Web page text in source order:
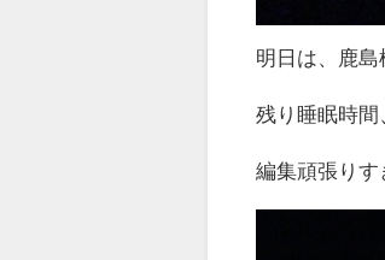
明日は、鹿島
残り睡眠時
編集頑張りす